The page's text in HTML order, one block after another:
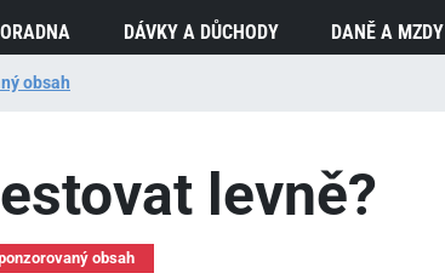
DÁVKY A DŮCHODY DANĚ A MZDY
obsah
levně?
obsah